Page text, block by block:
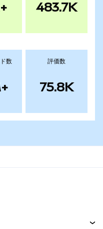
483.7K
数 評価数
75.8K